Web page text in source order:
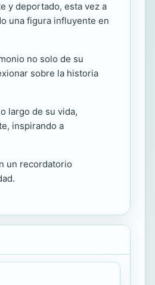
y deportado, esta vez a
una figura influyente en
no solo de su
sobre la historia
largo de su vida,
inspirando a
un recordatorio